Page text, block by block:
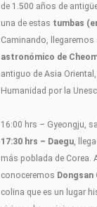
de 1.500 años de
una de estas tumbas
Caminando, llegaremos
astronómico de
antiguo de Asia
Humanidad por la
16:00 hrs – Gyeongju,
17:30 hrs – Daegu ,
más poblada de Corea.
conoceremos Dongsan
colina que es un lugar